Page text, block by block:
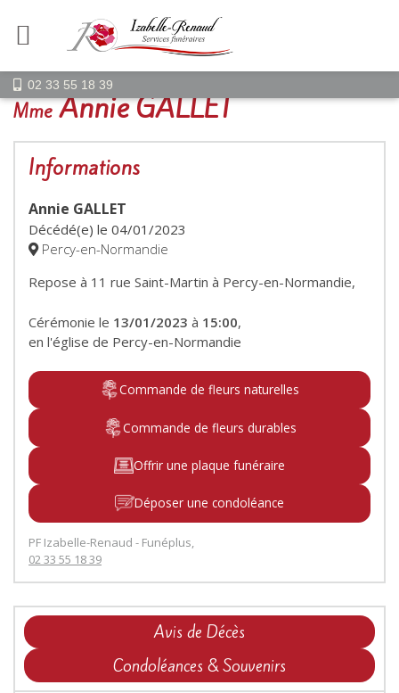
02 33 55 18 39
MmeAnnie GALLET
Informations
Annie GALLET
Décédé(e) le 04/01/2023
Percy-en-Normandie
Repose à 11 rue Saint-Martin à Percy-en-Normandie,
Cérémonie le 13/01/2023 à 15:00,
en l'église de Percy-en-Normandie
Commande de fleurs naturelles
Commande de fleurs durables
Offrir une plaque funéraire
Déposer une condoléance
PF Izabelle-Renaud - Funéplus,
02 33 55 18 39
Avis de Décès
Condoléances & Souvenirs